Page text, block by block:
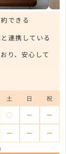
できる
連携している
り、安心して
土 日 祝
◯ ー ー
ー ー ー